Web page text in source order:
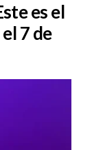
es el
7 de